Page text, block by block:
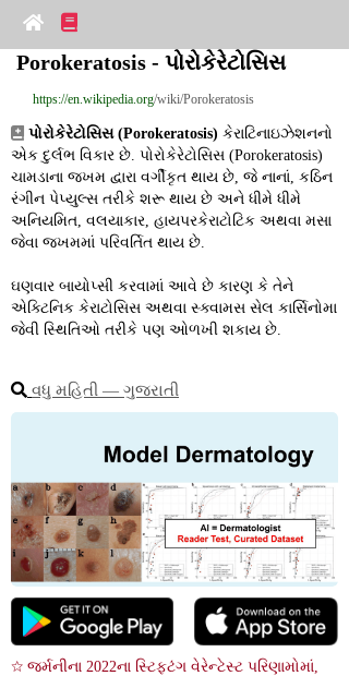
Porokeratosis - પોરોકેરેટોસિસ
https://en.wikipedia.org/wiki/Porokeratosis
પોરોકેરેટોસિસ (Porokeratosis) કેરાટિનાઇઝેશનનો
એક દુર્લભ વિકાર છે. પોરોકેરેટોસિસ (Porokeratosis)
ચામડાના જખમ દ્વારા વર્ગીકૃત થાય છે, જે નાનાં, કઠિન
રંગીન પેપ્યુલ્સ તરીકે શરૂ થાય છે અને ધીમે ધીમે
અનિયમિત, વલયાકાર, હાયપરકેરાટોટિક અથવા મસા
જેવા જખમમાં પરિવર્તિત થાય છે.
ઘણવાર બાયોપ્સી કરવામાં આવે છે કારણ કે તેને
એક્ટિનિક કેરાટોસિસ અથવા સ્ક્વામસ સેલ કાર્સિનોમા
જેવી સ્થિતિઓ તરીકે પણ ઓળખી શકાય છે.
વધુ મહિતી ― ગુજરાતી
☆ જર્મનીના 2022ના સ્ટિફટંગ વેરેન્ટેસ્ટ પરિણામોમાં,